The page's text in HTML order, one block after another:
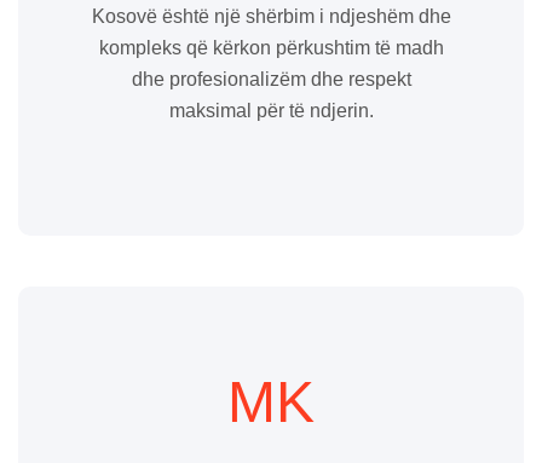
Kosovë është një shërbim i ndjeshëm dhe
kompleks që kërkon përkushtim të madh
dhe profesionalizëm dhe respekt
maksimal për të ndjerin.
MK